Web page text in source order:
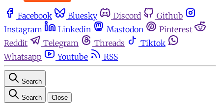
Facebook Bluesky Discord
Github
Instagram
Linkedin Mastodon
Pinterest
Reddit
Telegram Threads
Tiktok
Whatsapp
Youtube RSS
Search
Search Close